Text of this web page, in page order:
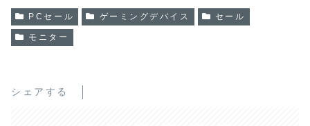
PCセール ゲーミングデバイス セール
モニター
シェアする